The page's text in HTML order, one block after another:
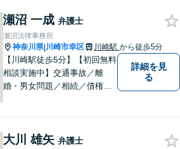
ております。
瀬沼 一成 弁護士
瀬沼法律事務所
神奈川県|川崎市幸区 川崎駅 から徒歩5分
【川崎駅徒歩5分】【初回無料
相談実施中】交通事故／離
婚・男女問題／相続／債権回
をしている方を救うため、全
詳細を見
る
大川 雄矢 弁護士